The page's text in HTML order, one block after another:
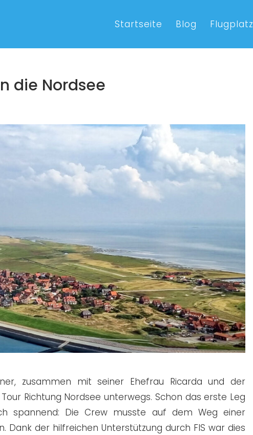
Startseite Blog Flugplatz
die Nordsee
zusammen mit seiner Ehefrau Ricarda und der
Richtung Nordsee unterwegs. Schon das erste Leg
spannend: Die Crew musste auf dem Weg einer
Dank der hilfreichen Unterstützung durch FIS war dies